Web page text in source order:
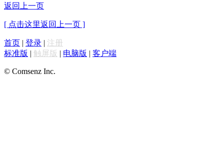
返回上一页
[ 点击这里返回上一页 ]
首页 | 登录 | 注册
标准版 | 触屏版 | 电脑版 | 客户端
© Comsenz Inc.